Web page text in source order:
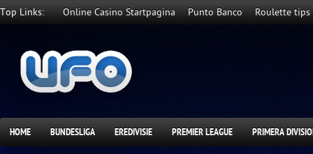
Top Links: Online Casino Startpagina Punto Banco Roulette tips
HOME BUNDESLIGA EREDIVISIE PREMIER LEAGUE PRIMERA